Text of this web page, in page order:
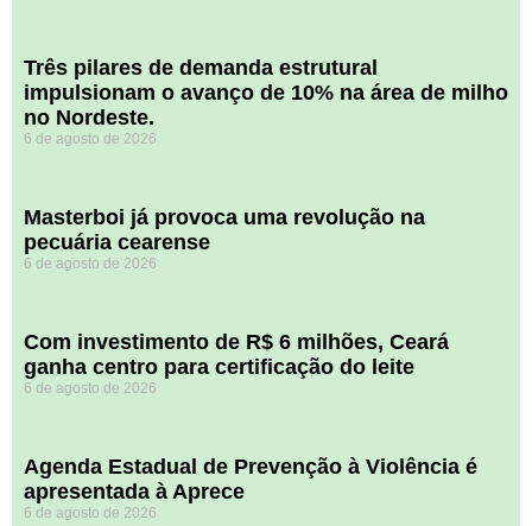
​Três pilares de demanda estrutural
impulsionam o avanço de 10% na área de milho
no Nordeste.
6 de agosto de 2026
Masterboi já provoca uma revolução na
pecuária cearense
6 de agosto de 2026
Com investimento de R$ 6 milhões, Ceará
ganha centro para certificação do leite
6 de agosto de 2026
Agenda Estadual de Prevenção à Violência é
apresentada à Aprece
6 de agosto de 2026